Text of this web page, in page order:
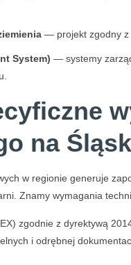
— projekt zgodny z
System) — systemy
na
w regionie generuje
Znamy wymagania
zgodnie z dyrektywą
i odrębnej